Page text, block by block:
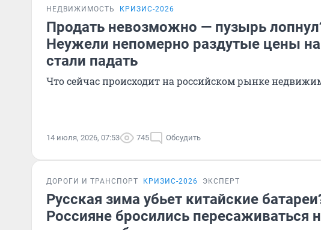
НЕДВИЖИМОСТЬ КРИЗИС-2026
Продать невозможно — пузырь
Неужели непомерно раздутые цены
стали падать
Что сейчас происходит на российском рынке
14 июля, 2026, 07:53 745 Обсудить
ДОРОГИ И ТРАНСПОРТ КРИЗИС-2026 ЭКСПЕРТ
Русская зима убьет китайские
Россияне бросились пересаживаться